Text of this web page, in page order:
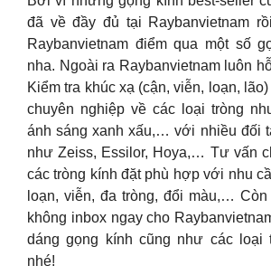
đã về đầy đủ tại Raybanvietnam
Raybanvietnam điểm qua một số
nha. Ngoài ra Raybanvietnam luôn
Kiểm tra khúc xạ (cận, viễn, loạn,
chuyên nghiệp về các loại tròng
ánh sáng xanh xấu,… với nhiều đối
như Zeiss, Essilor, Hoya,… Tư vấn
các tròng kính đặt phù hợp với nhu
loạn, viễn, đa tròng, đổi màu,…
không inbox ngay cho
dáng gọng kính cũng như các loại
nhé!